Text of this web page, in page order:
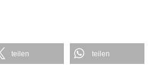
teilen teilen